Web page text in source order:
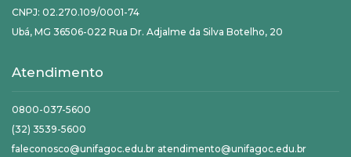
CNPJ: 02.270.109/0001-74
Ubá, MG 36506-022 Rua Dr. Adjalme da Silva Botelho, 20
Atendimento
0800-037-5600
(32) 3539-5600
faleconosco@unifagoc.edu.br atendimento@unifagoc.edu.br